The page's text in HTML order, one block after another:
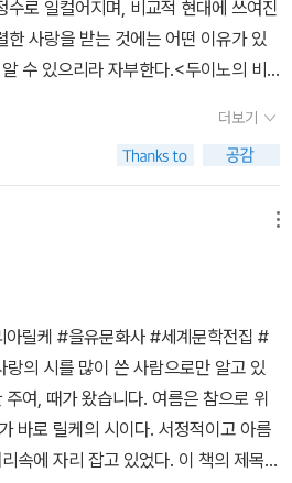
재의 의미를 찾을 수 있다고 말합니다.
과정 속에서 예술과 사랑을 통해 삶을
『두이노의 비가』
로 일컬어지며, 비교적 현대에 쓰여진
한 사랑을 받는 것에는 어떤 이유가 있
수 있으리라 자부한다.<두이노의 비
던 나의 지력이 생생히 살아나고 있음을
학 다양한 분야에 호기심을 갖고 공부
나가는 경험을 했다.각 시마다 친절한
교수님의 해설도 함께 한다. 또한, 릴케
도 읽어볼 수 있다. 그러나 릴케는 그
스로 도울 수 있기를 바랍니다. 왜냐
있을지, 나 자신도 모르기 때문입니다.
은 온전히 독자에게 달려있음을 명확
에게나 주어지지만, 결단코 완전히 공
는 부단히 노력하여 모순을 깨닫고 그
시도를 계속해낸다.너는 풍요로움 속에
더보기
릴케 #을유문화사 #세계문학전집 #
랑의 시를 많이 쓴 사람으로만 알고 있
여, 때가 왔습니다. 여름은 참으로 위
바로 릴케의 시이다. 서정적이고 아름
속에 자리 잡고 있었다. 이 책의 제목은